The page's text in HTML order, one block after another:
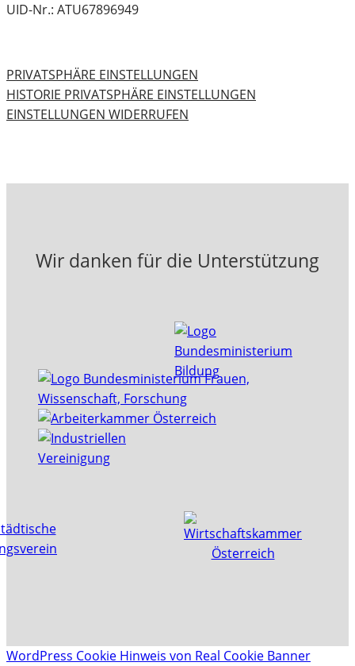
UID-Nr.: ATU67896949
PRIVATSPHÄRE EINSTELLUNGEN
HISTORIE PRIVATSPHÄRE EINSTELLUNGEN
EINSTELLUNGEN WIDERRUFEN
Wir danken für die Unterstützung
WordPress Cookie Hinweis von Real Cookie Banner